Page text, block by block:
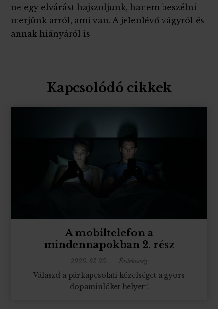
ne egy elvárást hajszoljunk, hanem beszélni
merjünk arról, ami van. A jelenlévő vágyról és
annak hiányáról is.
Kapcsolódó cikkek
A mobiltelefon a
mindennapokban 2. rész
2026. 07. 25. Érdekesség
Válaszd a párkapcsolati közelséget a gyors
dopaminlöket helyett!